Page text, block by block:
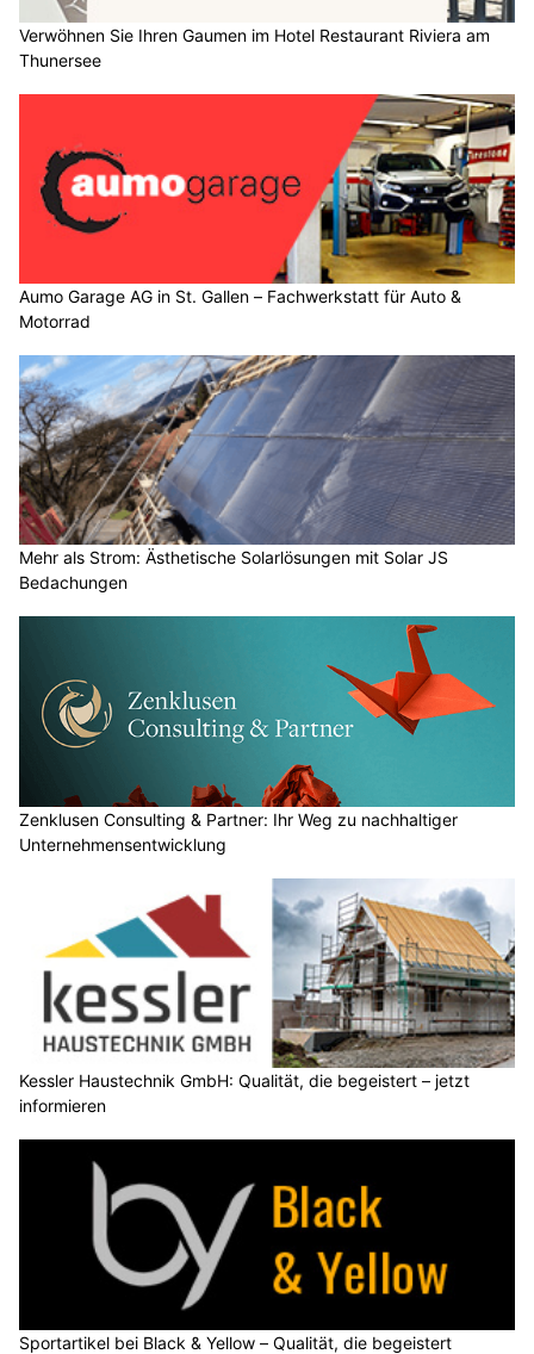
Verwöhnen Sie Ihren Gaumen im Hotel Restaurant Riviera am
Thunersee
Aumo Garage AG in St. Gallen – Fachwerkstatt für Auto &
Motorrad
Mehr als Strom: Ästhetische Solarlösungen mit Solar JS
Bedachungen
Zenklusen Consulting & Partner: Ihr Weg zu nachhaltiger
Unternehmensentwicklung
Kessler Haustechnik GmbH: Qualität, die begeistert – jetzt
informieren
Sportartikel bei Black & Yellow – Qualität, die begeistert